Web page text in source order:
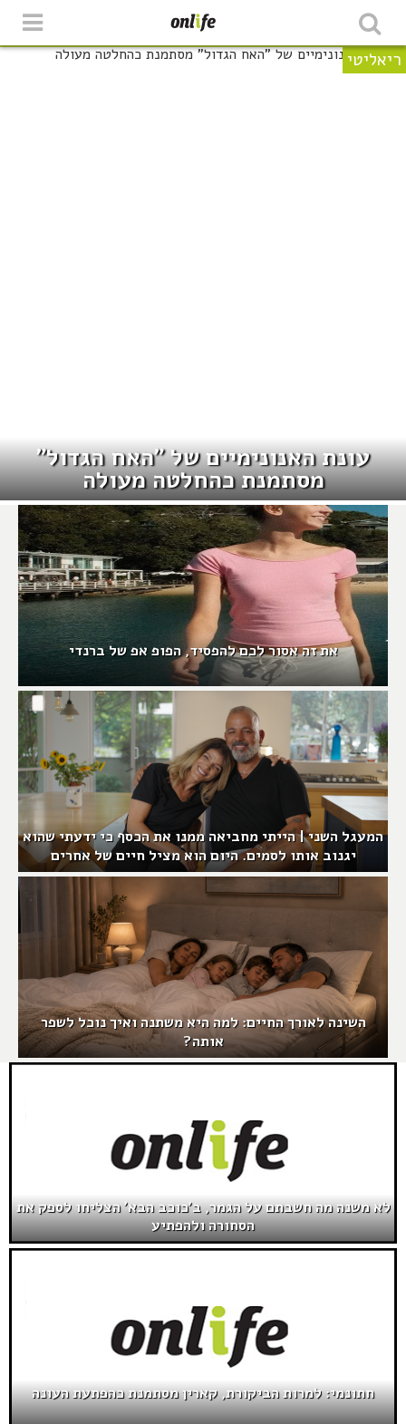
ריאליטי
עונת האנונימיים של "האח הגדול"
מסתמנת כהחלטה מעולה
את זה אסור לכם להפסיד, הפופ אפ של ברנדי
המעגל השני | הייתי מחביאה ממנו את הכסף כי ידעתי שהוא
יגנוב אותו לסמים. היום הוא מציל חיים של אחרים
השינה לאורך החיים: למה היא משתנה ואיך נוכל לשפר
אותה?
לא משנה מה חשבתם על הגמר, ב'כוכב הבא' הצליחו לספק את
הסחורה ולהפתיע
חתונמי: למרות הביקורת, קארין מסתמנת כהפתעת העונה